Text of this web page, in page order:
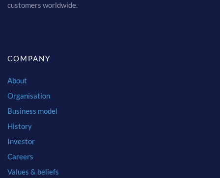
customers worldwide.
COMPANY
About
Organisation
Business model
History
Investor
Careers
Values & beliefs